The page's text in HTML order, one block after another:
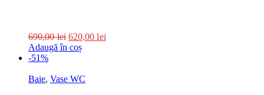
690,00lei 620,00lei
Adaugă în coș
-51%
Baie, Vase WC